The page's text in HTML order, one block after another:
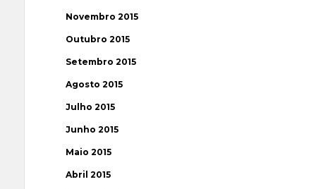
Novembro 2015
Outubro 2015
Setembro 2015
Agosto 2015
Julho 2015
Junho 2015
Maio 2015
Abril 2015